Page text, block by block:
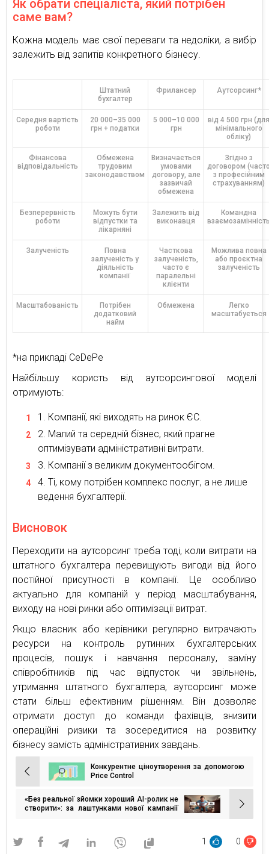
Як обрати спеціаліста, який потрібен
саме вам?
Кожна модель має свої переваги та недоліки, а вибір
залежить від запитів конкретного бізнесу.
Штатний
бухгалтер
Фрилансер Аутсорсинг*
Середня вартість
роботи
20 000–35 000
грн + податки
5 000–10 000
грн
від 4 500 грн (для
мінімального
обліку)
Фінансова
відповідальність
Обмежена
трудовим
законодавством
Визначається
умовами
договору, але
зазвичай
обмежена
Згідно з
договором
з професійним
страхуванням)
Безперервність
роботи
Можуть бути
відпустки та
лікарняні
Залежить від
виконавця
Командна
Залученість
Повна
залученість у
діяльність
компанії
Часткова
залученість,
часто є
паралельні
клієнти
Можлива повна
або проєктна
залученість
Масштабованість
Потрібен
додатковий
найм
Обмежена
Легко
масштабується
*на прикладі CeDePe
Найбільшу користь від аутсорсингової моделі
отримують:
Компанії, які виходять на ринок ЄС.
Малий та середній бізнес, який прагне
оптимізувати адміністративні витрати.
Компанії з великим документообігом.
Ті, кому потрібен комплекс послуг, а не лише
ведення бухгалтерії.
Висновок
Переходити на аутсорсинг треба тоді, коли витрати на
штатного бухгалтера перевищують вигоди від його
постійної присутності в компанії. Це особливо
актуально для компаній у період масштабування,
виходу на нові ринки або оптимізації витрат.
Якщо власник або керівники регулярно витрачають
ресурси на контроль рутинних бухгалтерських
процесів, пошук і навчання персоналу, заміну
співробітників під час відпусток чи звільнень,
утримання штатного бухгалтера, аутсорсинг може
стати більш ефективним рішенням. Він дозволяє
отримати доступ до команди фахівців, знизити
операційні ризики та зосередитися на розвитку
бізнесу замість адміністративних завдань.
Навігація
записів
Конкурентне ціноутворення за допомогою
Price Control
«Без реальної зйомки хороший AI-ролик не
створити»: за лаштунками нової кампанії
1 0